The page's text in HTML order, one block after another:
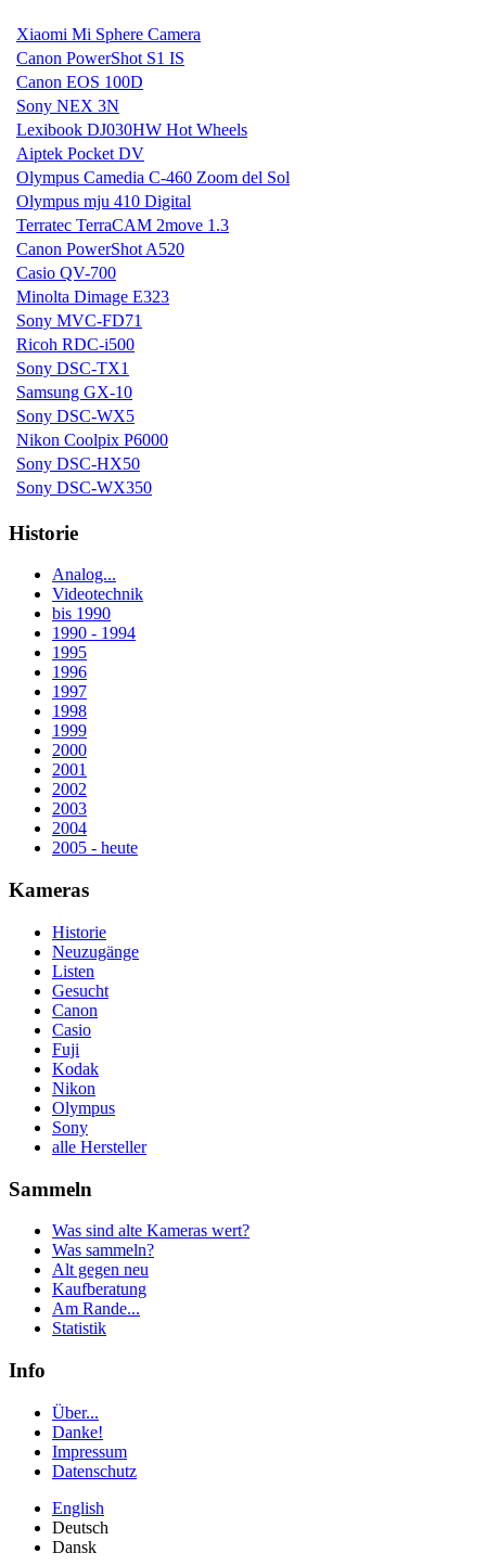
Xiaomi Mi Sphere Camera
Canon PowerShot S1 IS
Canon EOS 100D
Sony NEX 3N
Lexibook DJ030HW Hot Wheels
Aiptek Pocket DV
Olympus Camedia C-460 Zoom del Sol
Olympus mju 410 Digital
Terratec TerraCAM 2move 1.3
Canon PowerShot A520
Casio QV-700
Minolta Dimage E323
Sony MVC-FD71
Ricoh RDC-i500
Sony DSC-TX1
Samsung GX-10
Sony DSC-WX5
Nikon Coolpix P6000
Sony DSC-HX50
Sony DSC-WX350
Historie
Analog...
Videotechnik
bis 1990
1990 - 1994
1995
1996
1997
1998
1999
2000
2001
2002
2003
2004
2005 - heute
Kameras
Historie
Neuzugänge
Listen
Gesucht
Canon
Casio
Fuji
Kodak
Nikon
Olympus
Sony
alle Hersteller
Sammeln
Was sind alte Kameras wert?
Was sammeln?
Alt gegen neu
Kaufberatung
Am Rande...
Statistik
Info
Über...
Danke!
Impressum
Datenschutz
English
Deutsch
Dansk